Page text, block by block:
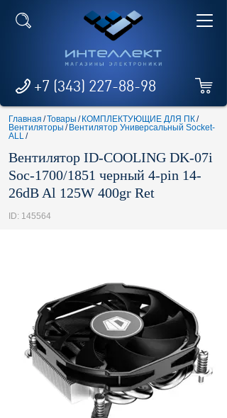
+7 (343) 227-88-98
Главная /Товары / КОМПЛЕКТУЮЩИЕ ДЛЯ ПК/
Вентиляторы / Вентилятор Универсальный Socket-
ALL/
Вентилятор ID-COOLING DK-07i
Soc-1700/1851 черный 4-pin 14-
26dB Al 125W 400gr Ret
ID: 145564